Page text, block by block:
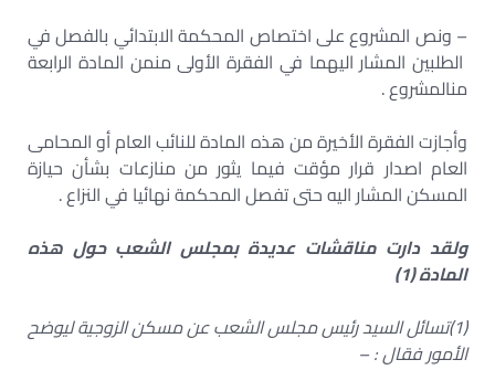
– ونص المشروع على اختصاص المحكمة الابتدائي بالفصل في
الطلبين المشار اليهما في الفقرة الأولى منمن المادة الرابعة
منالمشروع .
وأجازت الفقرة الأخيرة من هذه المادة للنائب العام أو المحامی
العام اصدار قرار مؤقت فيما يثور من منازعات بشأن حيازة
المسكن المشار اليه حتى تفصل المحكمة نهائيا في النزاع .
ولقد دارت مناقشات عديدة بمجلس الشعب حول هذه
المادة (1)
(1)تسائل السيد رئيس مجلس الشعب عن مسكن الزوجية ليوضح
الأمور فقال : –